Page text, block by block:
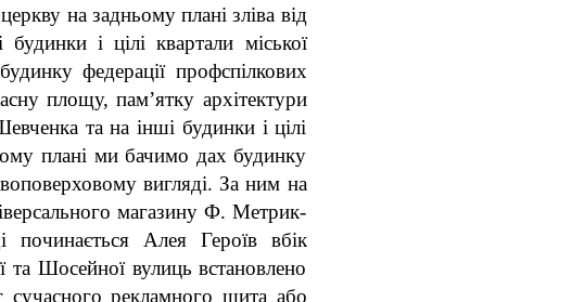
на задньому плані зліва від
і цілі квартали міської
федерації профспілкових
площу, пам’ятку архітектури
та на інші будинки і цілі
плані ми бачимо дах будинку
вигляді. За ним на
магазину Ф. Метрик-
Алея Героїв вбік
та Шосейної вулиць встановлено
рекламного щита або